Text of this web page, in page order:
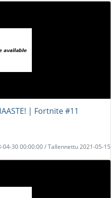
| Fortnite #11
04-30 00:00:00 / Tallennettu 2021-05-15